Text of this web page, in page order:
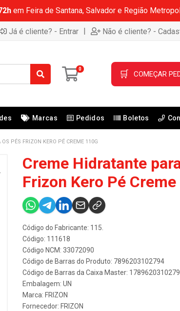
em Feira de Santana, Salvador e Região
Já é cliente? - Entrar | Não é cliente? -
0 🛒 COMEÇAR
Marcas Pedidos Boletos
PÉS FRIZON KERO PÉ CREME 110G
Creme Hidratante
Frizon Kero Pé
Código do Fabricante: 115.
Código: 111618
Código NCM: 33072090
Código de Barras do Produto: 7896203102794
Código de Barras da Caixa Master:
Embalagem: UN
Marca: FRIZON
Fornecedor: FRIZON